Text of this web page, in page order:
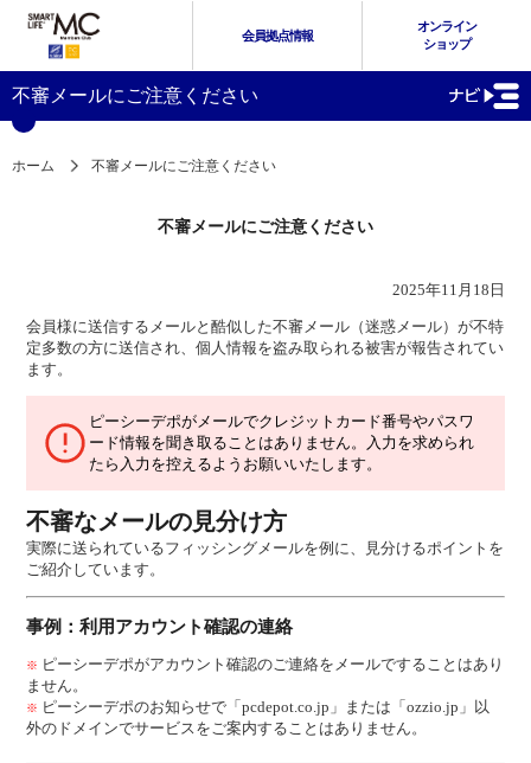
会員拠点情報
オンライン
ショップ
不審メールにご注意ください
ホーム 不審メールにご注意ください
不審メールにご注意ください
2025年11月18日
会員様に送信するメールと酷似した不審メール（迷惑メール）が不特
定多数の方に送信され、個人情報を盗み取られる被害が報告されてい
ます。
ピーシーデポがメールでクレジットカード番号やパスワ
ード情報を聞き取ることはありません。入力を求められ
たら入力を控えるようお願いいたします。
不審なメールの見分け方
実際に送られているフィッシングメールを例に、見分けるポイントを
ご紹介しています。
事例：利用アカウント確認の連絡
※ ピーシーデポがアカウント確認のご連絡をメールですることはあり
ません。
※ ピーシーデポのお知らせで「pcdepot.co.jp」または「ozzio.jp」以
外のドメインでサービスをご案内することはありません。